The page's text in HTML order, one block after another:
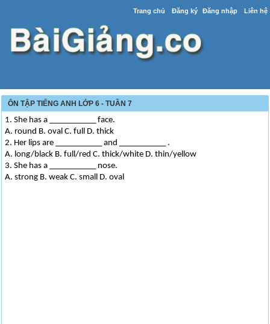
Trang chủ Đăng ký Đăng nhập Liên hệ
ÔN TẬP TIẾNG ANH LỚP 6 - TUẦN 7
1. She has a ___________ face.
A. round B. oval C. full D. thick
2. Her lips are ___________ and ___________ .
A. long/black B. full/red C. thick/white D. thin/yellow
3. She has a ___________ nose.
A. strong B. weak C. small D. oval